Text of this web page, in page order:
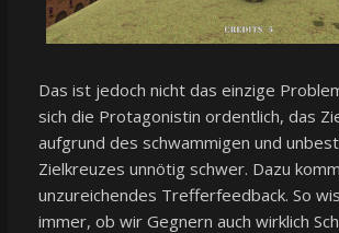
Das ist jedoch nicht das einzige
sich die Protagonistin ordentlich, das
aufgrund des schwammigen und
Zielkreuzes unnötig schwer. Dazu
unzureichendes Trefferfeedback. So
immer, ob wir Gegnern auch wirklich